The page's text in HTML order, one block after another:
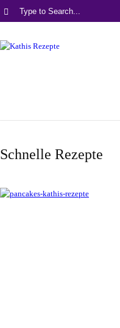
Schnelle Rezepte